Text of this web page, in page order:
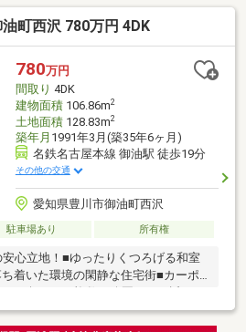
町西沢 780万円 4DK
780万円
間取り 4DK
建物面積106.86m2
土地面積128.83m2
築年月 1991年3月(築35年6ヶ月)
名鉄名古屋本線 御油駅 徒歩19分
その他の交通
愛知県豊川市御油町西沢
駐車場あり 所有権
心立地！■ゆったりくつろげる和室
着いた環境の閑静な住宅街■カーポ